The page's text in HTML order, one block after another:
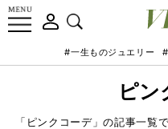
#一生ものジュエリー
ピン
「ピンクコーデ」の記事一覧